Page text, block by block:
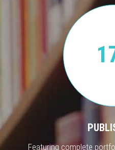
Featuring complete